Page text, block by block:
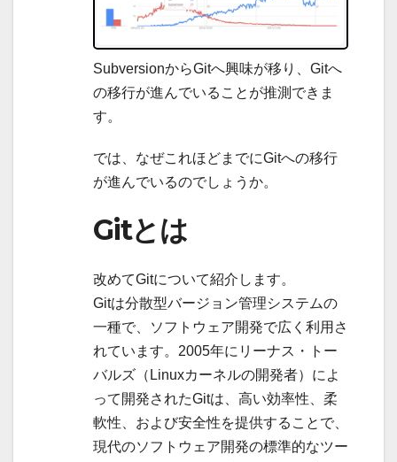
SubversionからGitへ興味が移り、Gitへ
の移行が進んでいることが推測できま
す。
では、なぜこれほどまでにGitへの移行
が進んでいるのでしょうか。
Gitとは
改めてGitについて紹介します。
Gitは分散型バージョン管理システムの
一種で、ソフトウェア開発で広く利用さ
れています。2005年にリーナス・トー
バルズ（Linuxカーネルの開発者）によ
って開発されたGitは、高い効率性、柔
軟性、および安全性を提供することで、
現代のソフトウェア開発の標準的なツー